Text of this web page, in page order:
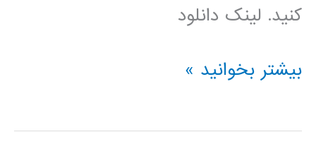
کنید. لینک دانلود
بسته
داده
بیشتر بخوانید »